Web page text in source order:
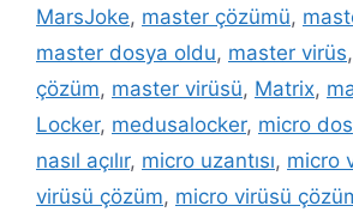
MarsJoke, master çözümü,
master dosya oldu, master virüs,
çözüm, master virüsü, Matrix,
Locker, medusalocker, micro
nasıl açılır, micro uzantısı, micro
virüsü çözüm, micro virüsü